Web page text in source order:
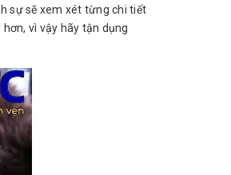
sự sẽ xem xét từng chi tiết
vì vậy hãy tận dụng